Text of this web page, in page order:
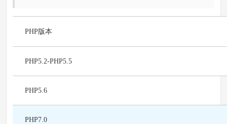
PHP版本
PHP5.2-PHP5.5
PHP5.6
PHP7.0